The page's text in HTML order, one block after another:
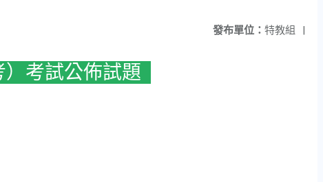
發布單位： 特教組 |
考試公佈試題